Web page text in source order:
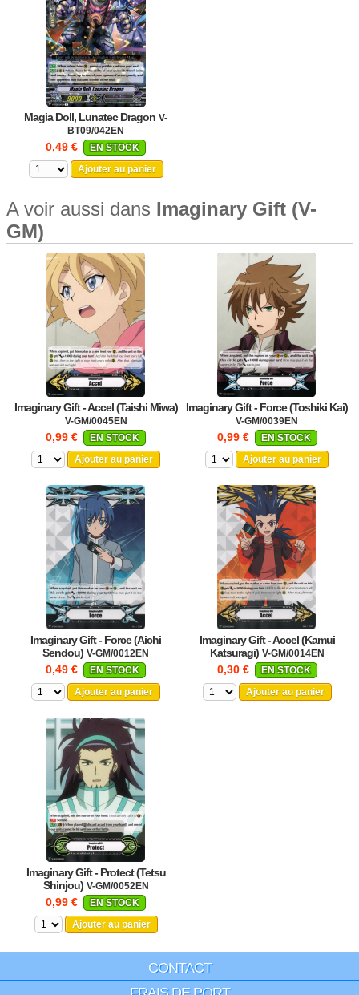
Magia Doll, Lunatec Dragon V-
BT09/042EN
0,49 €
EN STOCK
Ajouter au panier
A voir aussi dans Imaginary Gift (V-
GM)
Imaginary Gift - Accel (Taishi Miwa)
V-GM/0045EN
0,99 €
EN STOCK
Ajouter au panier
Imaginary Gift - Force (Toshiki Kai)
V-GM/0039EN
0,99 €
EN STOCK
Ajouter au panier
Imaginary Gift - Force (Aichi
Sendou) V-GM/0012EN
0,49 €
EN STOCK
Ajouter au panier
Imaginary Gift - Accel (Kamui
Katsuragi) V-GM/0014EN
0,30 €
EN STOCK
Ajouter au panier
Imaginary Gift - Protect (Tetsu
Shinjou) V-GM/0052EN
0,99 €
EN STOCK
Ajouter au panier
CONTACT